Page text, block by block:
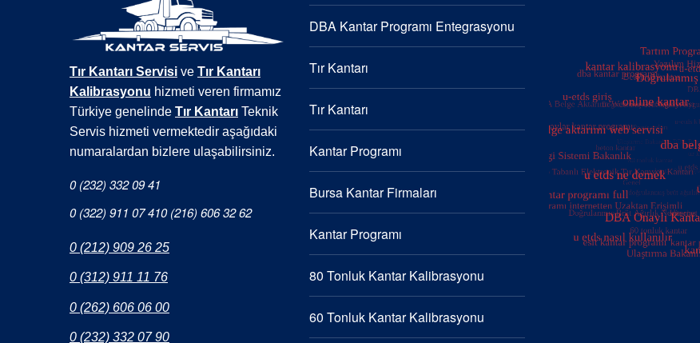
Tır Kantarı Servisi ve Tır Kantarı
Kalibrasyonu hizmeti veren firmamız
Türkiye genelinde Tır Kantarı Teknik
Servis hizmeti vermektedir aşağıdaki
numaralardan bizlere ulaşabilirsiniz.
0 (232) 332 09 41
0 (322) 911 07 410 (216) 606 32 62
0 (212) 909 26 25
0 (312) 911 11 76
0 (262) 606 06 00
0 (232) 332 07 90
DBA Kantar Programı Entegrasyonu
Tır Kantarı
Tır Kantarı
Kantar Programı
Bursa Kantar Firmaları
Kantar Programı
80 Tonluk Kantar Kalibrasyonu
60 Tonluk Kantar Kalibrasyonu